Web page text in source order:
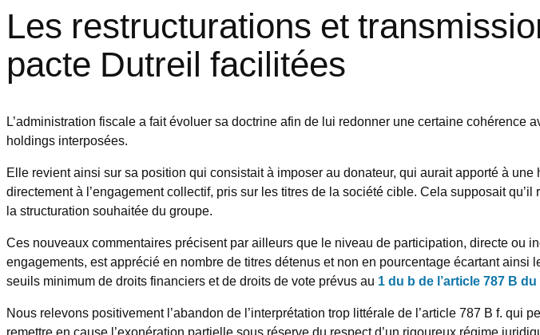
Les restructurations et
pacte Dutreil facilitées
L’administration fiscale a fait évoluer sa doctrine afin de lui redonner une certaine
holdings interposées.
Elle revient ainsi sur sa position qui consistait à imposer au donateur, qui aurait apporté à
directement à l’engagement collectif, pris sur les titres de la société cible. Cela supposait
la structuration souhaitée du groupe.
Ces nouveaux commentaires précisent par ailleurs que le niveau de participation, directe ou
engagements, est apprécié en nombre de titres détenus et non en pourcentage écartant
seuils minimum de droits financiers et de droits de vote prévus au 1 du b de l’article 787 B du
Nous relevons positivement l’abandon de l’interprétation trop littérale de l’article 787 B f.